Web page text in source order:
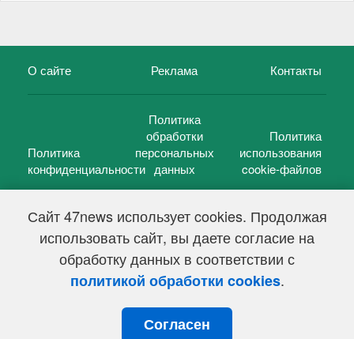
Сайт 47news использует cookies. Продолжая
использовать сайт, вы даете согласие на
обработку данных в соответствии с
политикой обработки cookies.
Согласен
О сайте Реклама Контакты
Политика
конфиденциальности
Политика
обработки
персональных
данных
Политика
использования
cookie-файлов
47 новостей (47 news)2005 — 2026 г.
Свидетельство о регистрации СМИ Эл № ФС 77-39848, выдано
Федеральной службой по надзору в сфере связи,
информационных технологий и массовых коммуникаций